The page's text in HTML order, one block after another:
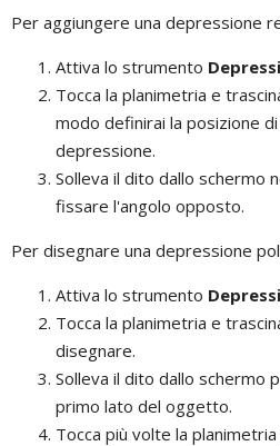
Per aggiungere una depressione
Attiva lo strumento
Tocca la planimetria e
modo definirai la posizione
depressione.
Solleva il dito dallo schermo
fissare l'angolo opposto.
Per disegnare una depressione
Attiva lo strumento
Tocca la planimetria e
disegnare.
Solleva il dito dallo schermo
primo lato del oggetto.
Tocca più volte la